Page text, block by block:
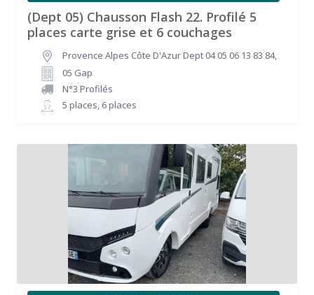
(Dept 05) Chausson Flash 22. Profilé 5
places carte grise et 6 couchages
Provence Alpes Côte D'Azur Dept 04 05 06 13 83 84,
05 Gap
N°3 Profilés
5 places, 6 places